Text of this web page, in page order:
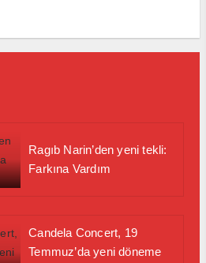
Ragıb Narin’den yeni tekli:
Farkına Vardım
Candela Concert, 19
Temmuz’da yeni döneme